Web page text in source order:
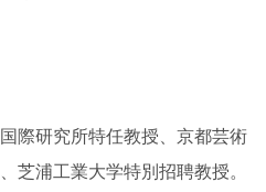
際研究所特任教授、京都芸術
芝浦工業大学特別招聘教授。